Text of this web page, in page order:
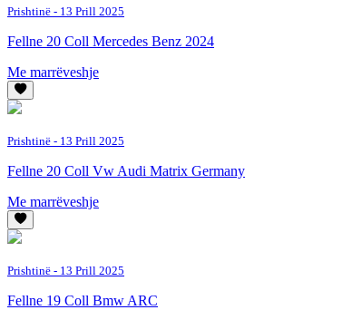
Prishtinë - 13 Prill 2025
Fellne 20 Coll Mercedes Benz 2024
Me marrëveshje
Prishtinë - 13 Prill 2025
Fellne 20 Coll Vw Audi Matrix Germany
Me marrëveshje
Prishtinë - 13 Prill 2025
Fellne 19 Coll Bmw ARC